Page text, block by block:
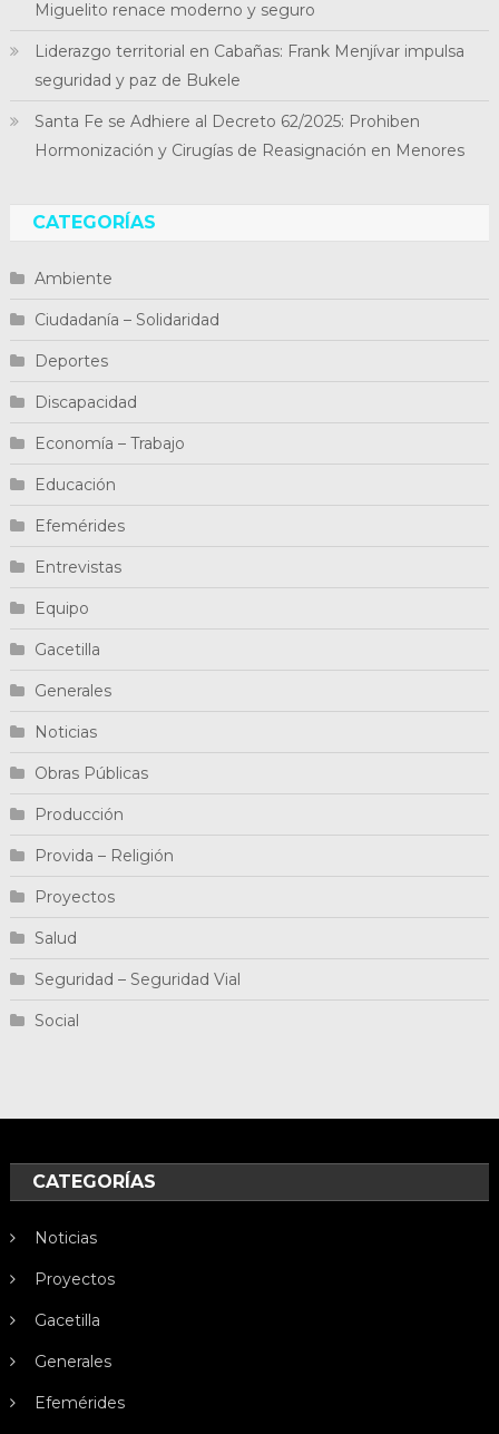
Miguelito renace moderno y seguro
Liderazgo territorial en Cabañas: Frank Menjívar impulsa
seguridad y paz de Bukele
Santa Fe se Adhiere al Decreto 62/2025: Prohiben
Hormonización y Cirugías de Reasignación en Menores
CATEGORÍAS
Ambiente
Ciudadanía – Solidaridad
Deportes
Discapacidad
Economía – Trabajo
Educación
Efemérides
Entrevistas
Equipo
Gacetilla
Generales
Noticias
Obras Públicas
Producción
Provida – Religión
Proyectos
Salud
Seguridad – Seguridad Vial
Social
CATEGORÍAS
Noticias
Proyectos
Gacetilla
Generales
Efemérides